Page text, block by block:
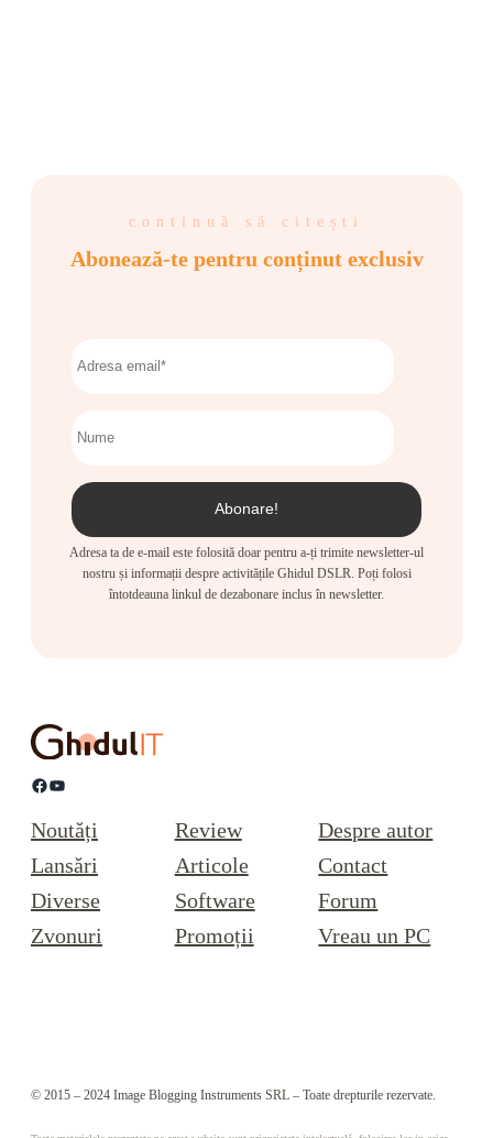
continuă să citești
Abonează-te pentru conținut exclusiv
Adresa ta de e-mail este folosită doar pentru a-ți trimite newsletter-ul
nostru și informații despre activitățile Ghidul DSLR. Poți folosi
întotdeauna linkul de dezabonare inclus în newsletter.
Facebook YouTube
Noutăți
Lansări
Diverse
Zvonuri
Review
Articole
Software
Promoții
Despre autor
Contact
Forum
Vreau un PC
© 2015 – 2024 Image Blogging Instruments SRL – Toate drepturile rezervate.